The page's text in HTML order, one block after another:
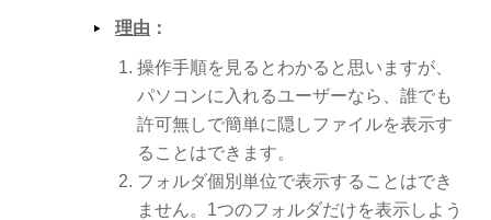
理由 ：
操作手順を見るとわかると思いますが、
パソコンに入れるユーザーなら、誰でも
許可無しで簡単に隠しファイルを表示す
ることはできます。
フォルダ個別単位で表示することはでき
ません。1つのフォルダだけを表示しよう